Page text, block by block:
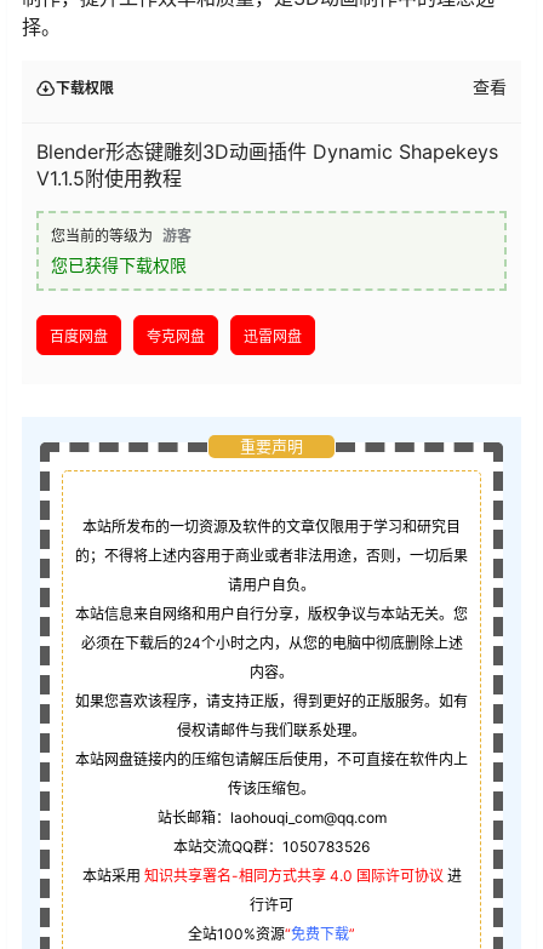
择。
下载权限 查看
Blender形态键雕刻3D动画插件 Dynamic Shapekeys
V1.1.5附使用教程
您当前的等级为 游客
您已获得下载权限
百度网盘 夸克网盘 迅雷网盘
重要声明
本站所发布的一切资源及软件的文章仅限用于学习和研究目
的；不得将上述内容用于商业或者非法用途，否则，一切后果
请用户自负。
本站信息来自网络和用户自行分享，版权争议与本站无关。您
必须在下载后的24个小时之内，从您的电脑中彻底删除上述
内容。
如果您喜欢该程序，请支持正版，得到更好的正版服务。如有
侵权请邮件与我们联系处理。
本站网盘链接内的压缩包请解压后使用，不可直接在软件内上
传该压缩包。
站长邮箱：laohouqi_com@qq.com
本站交流QQ群：1050783526
本站采用 知识共享署名-相同方式共享 4.0 国际许可协议 进
行许可
全站100%资源“免费下载”